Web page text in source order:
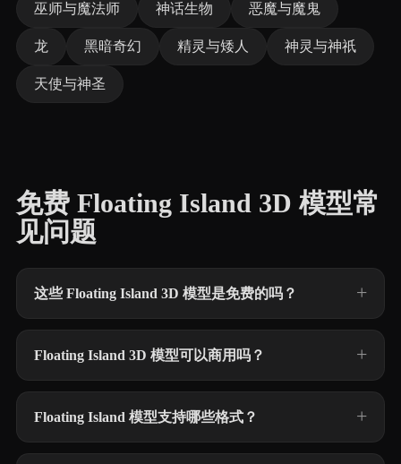
巫师与魔法师 神话生物 恶魔与魔鬼
龙 黑暗奇幻 精灵与矮人 神灵与神祇
天使与神圣
免费 Floating Island 3D 模型常
见问题
这些 Floating Island 3D 模型是免费的吗？
Floating Island 3D 模型可以商用吗？
Floating Island 模型支持哪些格式？